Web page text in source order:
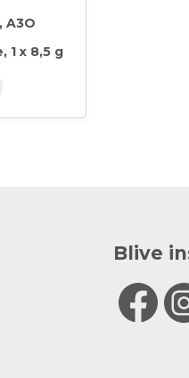
A3O
1 x 8,5 g
Blive